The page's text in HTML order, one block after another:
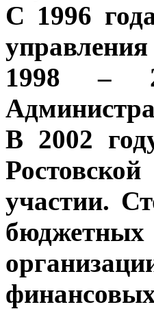
С 1996
1998 –
В 2002
участии.